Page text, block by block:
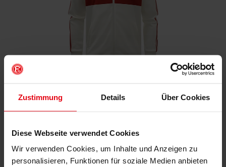
Zustimmung Details Über Cookies
Diese Webseite verwendet Cookies
Wir verwenden Cookies, um Inhalte und Anzeigen zu
personalisieren, Funktionen für soziale Medien anbieten